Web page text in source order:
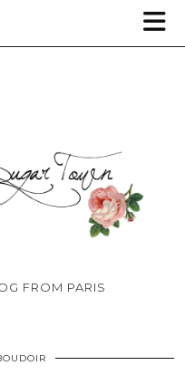
FROM PARIS